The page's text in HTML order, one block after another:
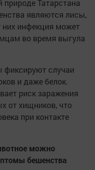
природе Татарстана
являются лисы,
них инфекция может
во время выгула
фиксируют случаи
и даже белок.
риск заражения
от хищников, что
при контакте
можно
бешенства